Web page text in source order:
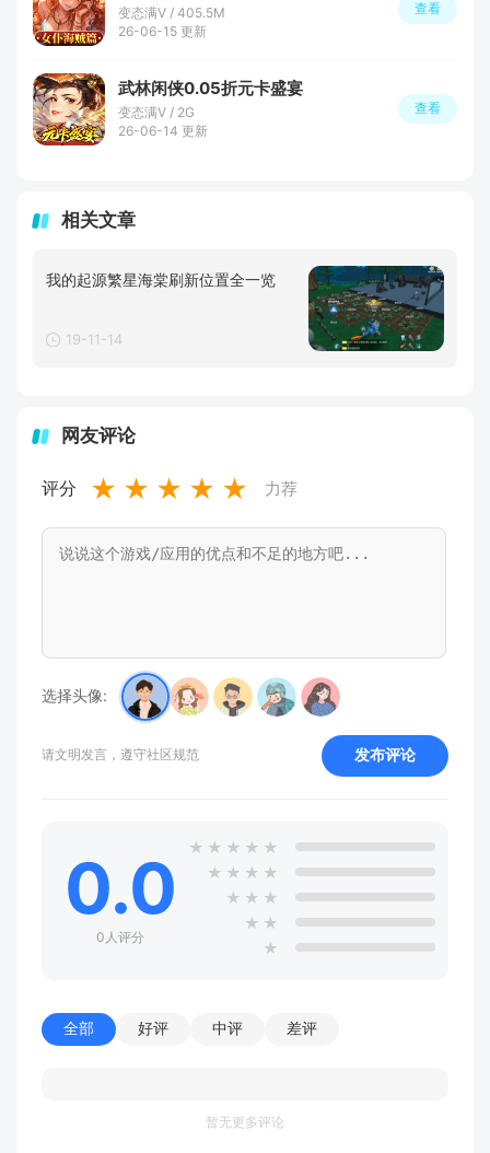
变态满V / 405.5M
26-06-15 更新
查看
武林闲侠0.05折元卡盛宴
变态满V / 2G
26-06-14 更新
查看
相关文章
我的起源繁星海棠刷新位置全一览
19-11-14
网友评论
评分 ★ ★ ★ ★ ★ 力荐
选择头像:
请文明发言，遵守社区规范 发布评论
0.0
0人评分
★ ★ ★ ★ ★
★ ★ ★ ★
★ ★ ★
★ ★
★
全部 好评 中评 差评
暂无更多评论